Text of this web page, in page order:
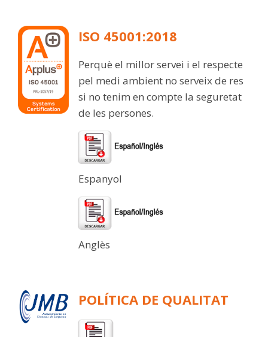
ISO 45001:2018
Perquè el millor servei i el respecte
pel medi ambient no serveix de res
si no tenim en compte la seguretat
de les persones.
Espanyol
Anglès
POLÍTICA DE QUALITAT